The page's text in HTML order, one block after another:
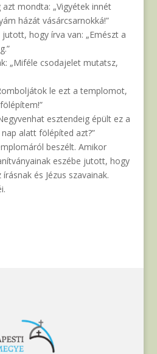
mondta: „Vigyétek innét
házát vásárcsarnokká!”
hogy írva van: „Emészt a
„Miféle csodajelet mutatsz,
le ezt a templomot,
esztendeig épült ez a
alatt fölépíted azt?”
beszélt. Amikor
eszébe jutott, hogy
és Jézus szavainak.